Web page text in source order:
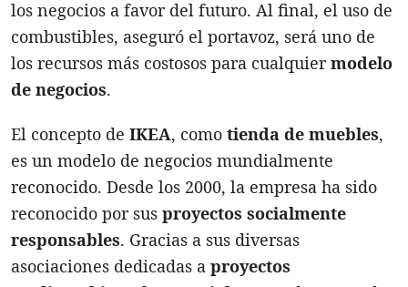
los negocios a favor del futuro. Al final, el uso de
combustibles, aseguró el portavoz, será uno de
los recursos más costosos para cualquiermodelo
de negocios.
El concepto de IKEA, como tienda de muebles,
es un modelo de negocios mundialmente
reconocido. Desde los 2000, la empresa ha sido
reconocido por sus proyectos socialmente
responsables. Gracias a sus diversas
asociaciones dedicadas a proyectos